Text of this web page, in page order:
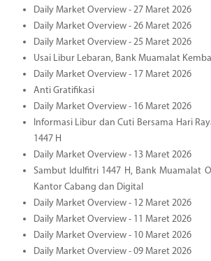
Daily Market Overview - 27 Maret 2026
Daily Market Overview - 26 Maret 2026
Daily Market Overview - 25 Maret 2026
Usai Libur Lebaran, Bank Muamalat
Daily Market Overview - 17 Maret 2026
Anti Gratifikasi
Daily Market Overview - 16 Maret 2026
Informasi Libur dan Cuti Bersama Hari
1447 H
Daily Market Overview - 13 Maret 2026
Sambut Idulfitri 1447 H, Bank Muamalat
Kantor Cabang dan Digital
Daily Market Overview - 12 Maret 2026
Daily Market Overview - 11 Maret 2026
Daily Market Overview - 10 Maret 2026
Daily Market Overview - 09 Maret 2026